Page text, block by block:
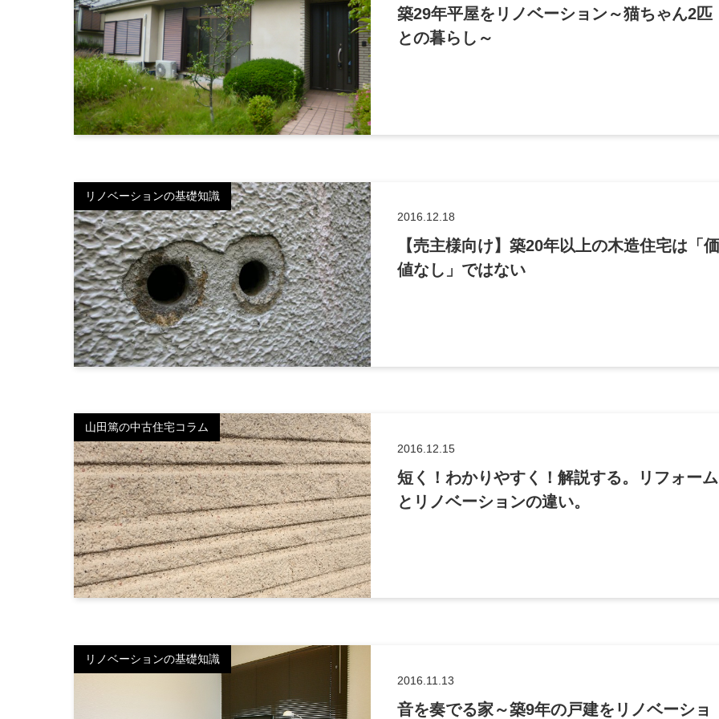
築29年平屋をリノベーション～猫ちゃん2匹
との暮らし～
リノベーションの基礎知識
2016.12.18
【売主様向け】築20年以上の木造住宅は「
値なし」ではない
山田篤の中古住宅コラム
2016.12.15
短く！わかりやすく！解説する。リフォーム
とリノベーションの違い。
リノベーションの基礎知識
2016.11.13
音を奏でる家～築9年の戸建をリノベーショ